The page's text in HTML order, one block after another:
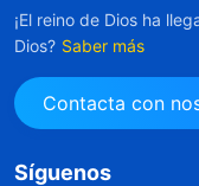
¡El reino de Dios ha
Dios? Saber más
Contacta con
Síguenos